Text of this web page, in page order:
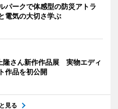
パークで体感型の防災アトラ
電気の大切さ学ぶ
隆さん新作作品展 実物エディ
作品を初公開
見る